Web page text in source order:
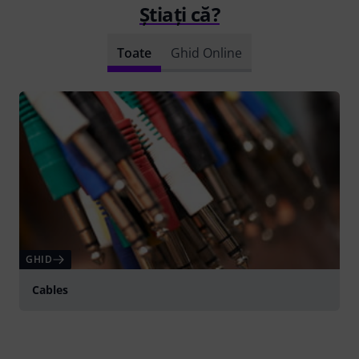
Știați că?
Toate Ghid Online
GHID
Cables